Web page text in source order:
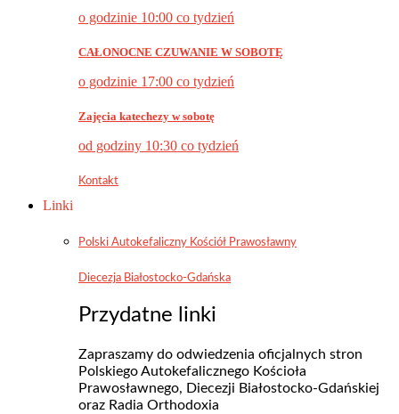
o godzinie 10:00 co tydzień
CAŁONOCNE CZUWANIE W SOBOTĘ
o godzinie 17:00 co tydzień
Zajęcia katechezy w sobotę
od godziny 10:30 co tydzień
Kontakt
Linki
Polski Autokefaliczny Kościół Prawosławny
Diecezja Białostocko-Gdańska
Przydatne linki
Zapraszamy do odwiedzenia oficjalnych stron
Polskiego Autokefalicznego Kościoła
Prawosławnego, Diecezji Białostocko-Gdańskiej
oraz Radia Orthodoxia